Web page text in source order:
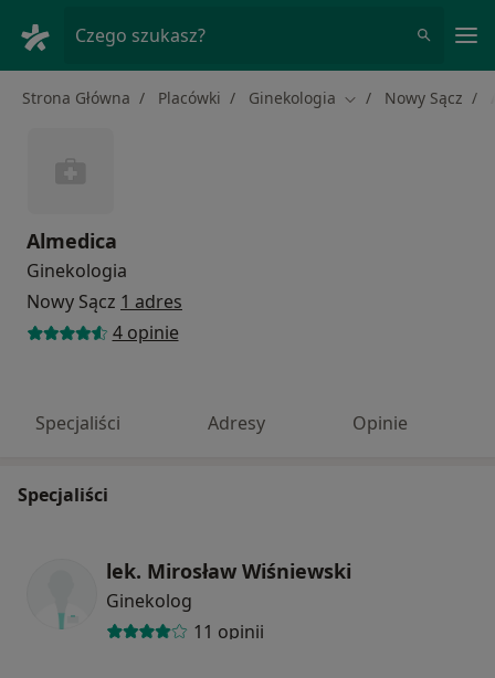
Czego szukasz?
Strona Główna Placówki Ginekologia Zmień miasto
Nowy Sącz
Almedica
Ginekologia
Nowy Sącz 1 adres
4 opinie
Specjaliści Adresy Opinie
Specjaliści
lek. Mirosław Wiśniewski
Ginekolog
11 opinii